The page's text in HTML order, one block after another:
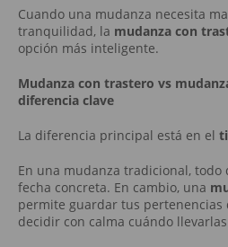
Cuando una mudanza necesita
tranquilidad, la mudanza con
opción más inteligente.
Mudanza con trastero vs
diferencia clave
La diferencia principal está en el
En una mudanza tradicional, todo
fecha concreta. En cambio, una
permite guardar tus pertenencias
decidir con calma cuándo